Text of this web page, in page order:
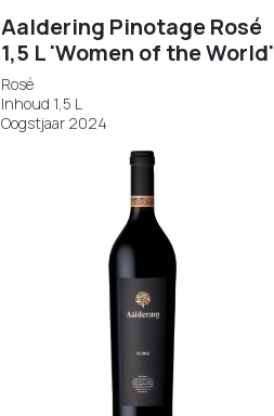
Aaldering Pinotage Rosé
1,5 L 'Women of the World'
Rosé
Inhoud 1,5 L
Oogstjaar 2024